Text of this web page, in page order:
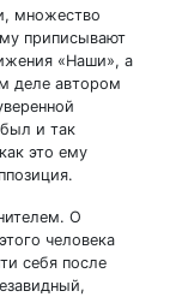
множество
приписывают
«Наши», а
деле автором
и так
это ему
О
человека
себя после